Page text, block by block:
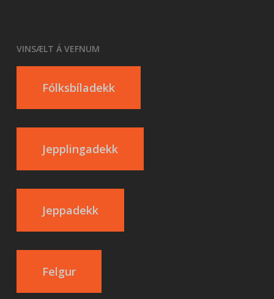
VINSÆLT Á VEFNUM
Fólksbíladekk
Jepplingadekk
Jeppadekk
Felgur